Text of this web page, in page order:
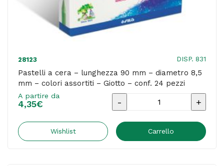
colori
28123 DISP. 831
Pastelli a cera – lunghezza 90 mm – diametro 8,5
mm – colori assortiti – Giotto – conf. 24 pezzi
A partire da
4,35€
Pastelli
cera
Wishlist Carrello